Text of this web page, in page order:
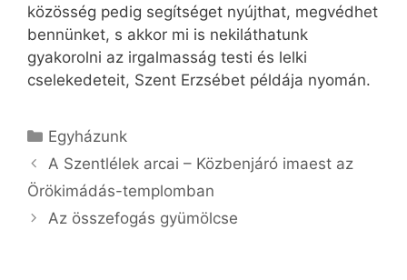
közösség pedig segítséget nyújthat, megvédhet
bennünket, s akkor mi is nekiláthatunk
gyakorolni az irgalmasság testi és lelki
cselekedeteit, Szent Erzsébet példája nyomán.
Kategória
Egyházunk
A Szentlélek arcai – Közbenjáró imaest az
Örökimádás-templomban
Az összefogás gyümölcse